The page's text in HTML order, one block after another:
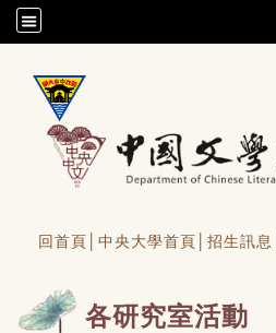
/accesskey"" title="Toolbar">:::
回首頁│ 中央大學首頁│ 招生訊息│
各研究室活動